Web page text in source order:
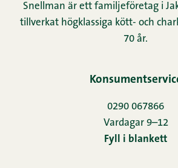
Snellman är ett familjeföretag i
tillverkat högklassiga kött- och
70 år.
0290 067866
Vardagar 9–12
Fyll i blankett